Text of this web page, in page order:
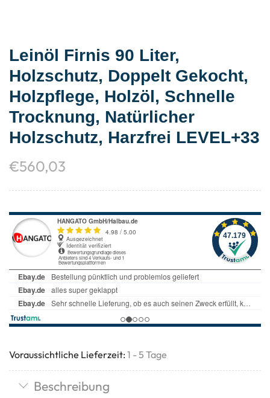
Leinöl Firnis 90 Liter,
Holzschutz, Doppelt Gekocht,
Holzpflege, Holzöl, Schnelle
Trocknung, Natürlicher
Holzschutz, Harzfrei LEVEL+33
€560,03
Voraussichtliche Lieferzeit: 1 - 5 Tage
Beschreibung